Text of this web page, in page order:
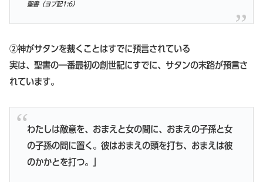
聖書（ヨブ記1:6）
②神がサタンを裁くことはすでに預言されている
実は、聖書の一番最初の創世記にすでに、サタンの末路が預言さ
れています。
わたしは敵意を、おまえと女の間に、おまえの子孫と女
の子孫の間に置く。彼はおまえの頭を打ち、おまえは彼
のかかとを打つ。」